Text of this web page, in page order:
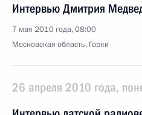
Интервью Дмитрия
7 мая 2010 года, 08:00
Московская область, Горки
26 апреля 2010 года,